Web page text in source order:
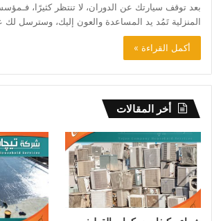
بعد توقف سيارتك عن الدوران، لا تنتظر كثيرًا،
المنزلية تَمُد يد المساعدة والعون إليك، وسترسل
أكمل القراءة »
أخر المقالات